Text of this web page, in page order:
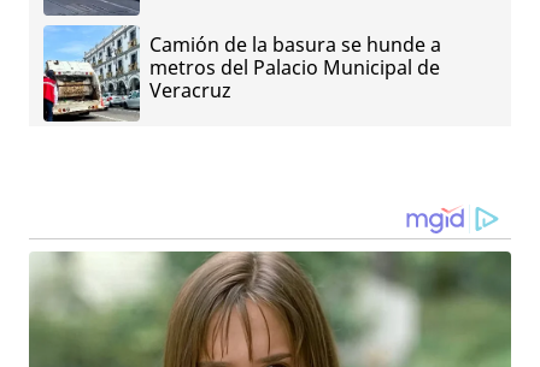
Camión de la basura se hunde a
metros del Palacio Municipal de
Veracruz